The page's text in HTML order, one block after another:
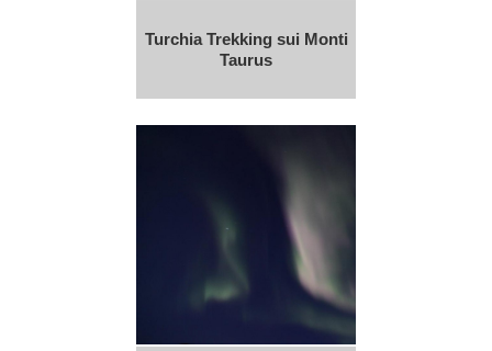
Turchia Trekking sui Monti
Taurus